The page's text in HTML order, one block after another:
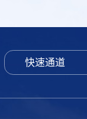
快速通道